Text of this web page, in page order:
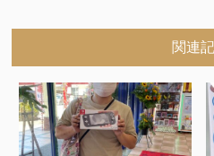
関連